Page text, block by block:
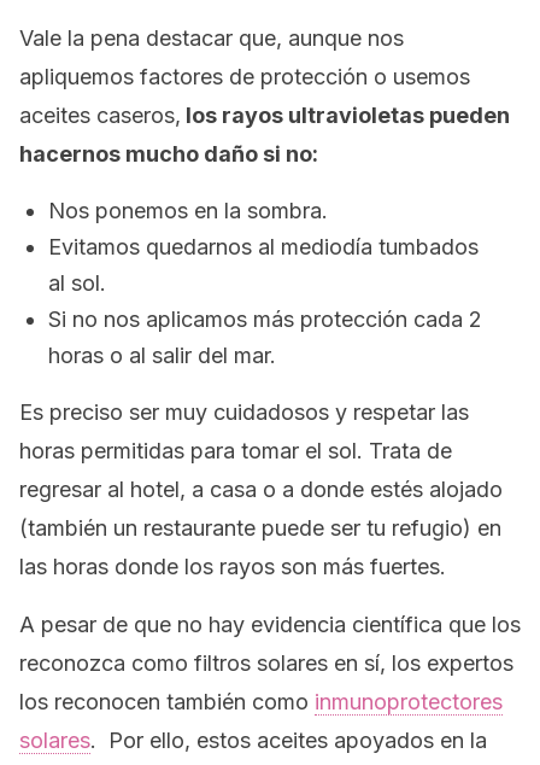
Vale la pena destacar que, aunque nos
apliquemos factores de protección o usemos
aceites caseros, los rayos ultravioletas pueden
hacernos mucho daño si no:
Nos ponemos en la sombra.
Evitamos quedarnos al mediodía tumbados
al sol.
Si no nos aplicamos más protección cada 2
horas o al salir del mar.
Es preciso ser muy cuidadosos y respetar las
horas permitidas para tomar el sol. Trata de
regresar al hotel, a casa o a donde estés alojado
(también un restaurante puede ser tu refugio) en
las horas donde los rayos son más fuertes.
A pesar de que no hay evidencia científica que los
reconozca como filtros solares en sí, los expertos
los reconocen también como inmunoprotectores
solares. Por ello, estos aceites apoyados en la